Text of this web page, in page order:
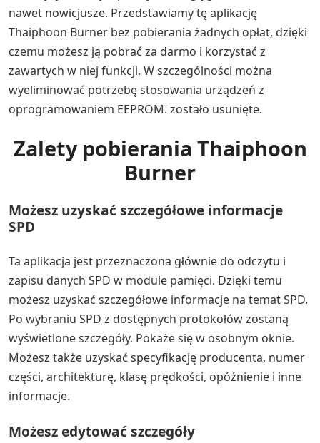
nawet nowicjusze. Przedstawiamy tę aplikację
Thaiphoon Burner bez pobierania żadnych opłat, dzięki
czemu możesz ją pobrać za darmo i korzystać z
zawartych w niej funkcji. W szczególności można
wyeliminować potrzebę stosowania urządzeń z
oprogramowaniem EEPROM. zostało usunięte.
Zalety pobierania Thaiphoon
Burner
Możesz uzyskać szczegółowe informacje
SPD
Ta aplikacja jest przeznaczona głównie do odczytu i
zapisu danych SPD w module pamięci. Dzięki temu
możesz uzyskać szczegółowe informacje na temat SPD.
Po wybraniu SPD z dostępnych protokołów zostaną
wyświetlone szczegóły. Pokaże się w osobnym oknie.
Możesz także uzyskać specyfikację producenta, numer
części, architekturę, klasę prędkości, opóźnienie i inne
informacje.
Możesz edytować szczegóły